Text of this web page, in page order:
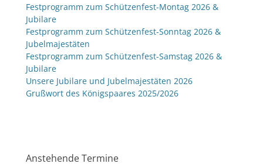
Festprogramm zum Schützenfest-Montag 2026 &
Jubilare
Festprogramm zum Schützenfest-Sonntag 2026 &
Jubelmajestäten
Festprogramm zum Schützenfest-Samstag 2026 &
Jubilare
Unsere Jubilare und Jubelmajestäten 2026
Grußwort des Königspaares 2025/2026
Anstehende Termine